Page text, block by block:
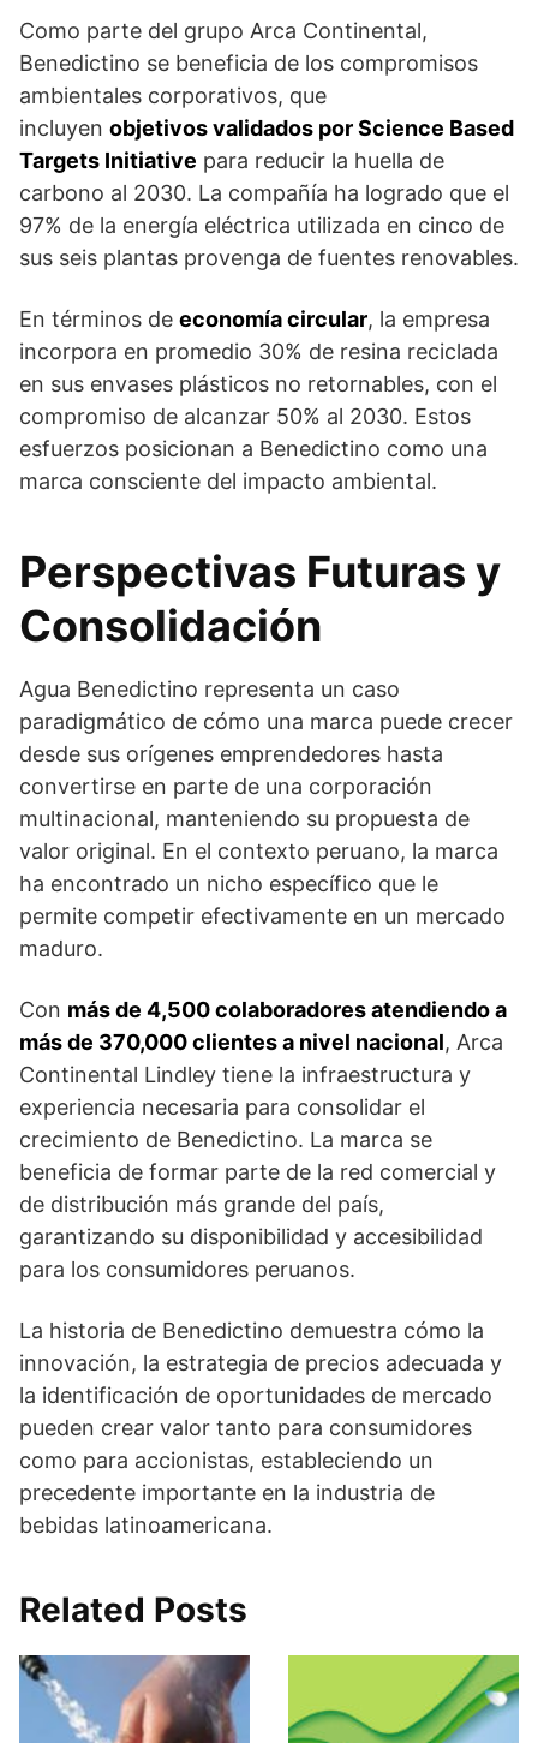
Como parte del grupo Arca Continental,
Benedictino se beneficia de los compromisos
ambientales corporativos, que
incluyen objetivos validados por Science Based
Targets Initiative para reducir la huella de
carbono al 2030. La compañía ha logrado que el
97% de la energía eléctrica utilizada en cinco de
sus seis plantas provenga de fuentes renovables.
En términos de economía circular, la empresa
incorpora en promedio 30% de resina reciclada
en sus envases plásticos no retornables, con el
compromiso de alcanzar 50% al 2030. Estos
esfuerzos posicionan a Benedictino como una
marca consciente del impacto ambiental.
Perspectivas Futuras y
Consolidación
Agua Benedictino representa un caso
paradigmático de cómo una marca puede crecer
desde sus orígenes emprendedores hasta
convertirse en parte de una corporación
multinacional, manteniendo su propuesta de
valor original. En el contexto peruano, la marca
ha encontrado un nicho específico que le
permite competir efectivamente en un mercado
maduro.
Con más de 4,500 colaboradores atendiendo a
más de 370,000 clientes a nivel nacional, Arca
Continental Lindley tiene la infraestructura y
experiencia necesaria para consolidar el
crecimiento de Benedictino. La marca se
beneficia de formar parte de la red comercial y
de distribución más grande del país,
garantizando su disponibilidad y accesibilidad
para los consumidores peruanos.
La historia de Benedictino demuestra cómo la
innovación, la estrategia de precios adecuada y
la identificación de oportunidades de mercado
pueden crear valor tanto para consumidores
como para accionistas, estableciendo un
precedente importante en la industria de
bebidas latinoamericana.
Related Posts